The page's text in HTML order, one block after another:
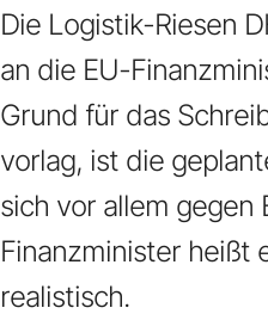
Die Logistik-Riesen
an die EU-
Grund für das
vorlag, ist die
sich vor allem gegen
Finanzminister heißt
realistisch.